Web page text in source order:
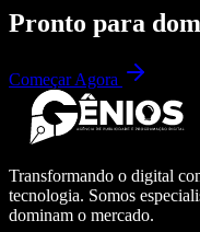
Pronto para
Começar Agora
Transformando o digital
tecnologia. Somos
dominam o mercado.